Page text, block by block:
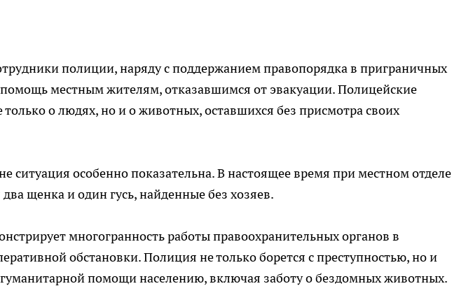
полиции, наряду с поддержанием правопорядка в приграничных
местным жителям, отказавшимся от эвакуации. Полицейские
только о людях, но и о животных, оставшихся без присмотра своих
ситуация особенно показательна. В настоящее время при местном отделе
щенка и один гусь, найденные без хозяев.
многогранность работы правоохранительных органов в
обстановки. Полиция не только борется с преступностью, но и
гуманитарной помощи населению, включая заботу о бездомных животных.